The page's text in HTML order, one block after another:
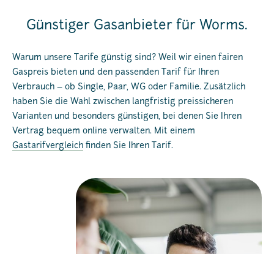
Günstiger Gasanbieter für Worms.
Warum unsere Tarife günstig sind? Weil wir einen fairen
Gaspreis bieten und den passenden Tarif für Ihren
Verbrauch – ob Single, Paar, WG oder Familie. Zusätzlich
haben Sie die Wahl zwischen langfristig preissicheren
Varianten und besonders günstigen, bei denen Sie Ihren
Vertrag bequem online verwalten. Mit einem
Gastarifvergleich finden Sie Ihren Tarif.